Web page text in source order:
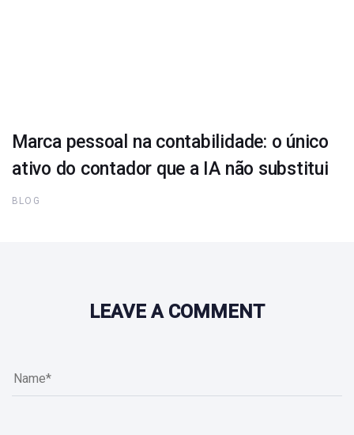
Marca pessoal na contabilidade: o único
ativo do contador que a IA não substitui
BLOG
LEAVE A COMMENT